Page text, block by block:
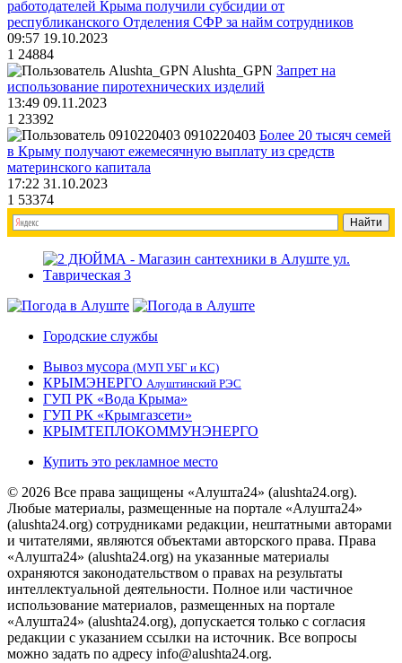
работодателей Крыма получили субсидии от
республиканского Отделения СФР за найм сотрудников
09:57 19.10.2023
1 24884
Alushta_GPN Запрет на
использование пиротехнических изделий
13:49 09.11.2023
1 23392
0910220403 Более 20 тысяч семей
в Крыму получают ежемесячную выплату из средств
материнского капитала
17:22 31.10.2023
1 53374
Городские службы
Вывоз мусора (МУП УБГ и КС)
КРЫМЭНЕРГО Алуштинский РЭС
ГУП РК «Вода Крыма»
ГУП РК «Крымгазсети»
КРЫМТЕПЛОКОММУНЭНЕРГО
Купить это рекламное место
© 2026 Все права защищены «Алушта24» (alushta24.org).
Любые материалы, размещенные на портале «Алушта24»
(alushta24.org) сотрудниками редакции, нештатными авторами
и читателями, являются объектами авторского права. Права
«Алушта24» (alushta24.org) на указанные материалы
охраняются законодательством о правах на результаты
интеллектуальной деятельности. Полное или частичное
использование материалов, размещенных на портале
«Алушта24» (alushta24.org), допускается только с согласия
редакции с указанием ссылки на источник. Все вопросы
можно задать по адресу info@alushta24.org.